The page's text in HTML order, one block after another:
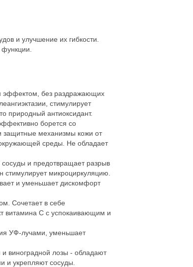
и улучшение их гибкости.
эффектом, без раздражающих
стимулирует
природный антиоксидант.
борется со
защитные механизмы кожи от
окружающей среды. Не обладает
и предотвращает разрыв
стимулирует микроциркуляцию.
и уменьшает дискомфорт
Сочетает в себе
витамина С с успокаивающим и
УФ-лучами, уменьшает
виноградной лозы - обладают
и укрепляют сосуды.